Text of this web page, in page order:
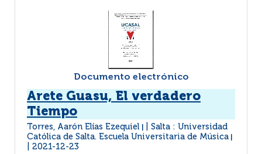
Documento electrónico
Arete Guasu, El verdadero
Tiempo
Torres, Aarón Elías Ezequiel
Salta : Universidad
Católica de Salta. Escuela Universitaria de Música
2021-12-23